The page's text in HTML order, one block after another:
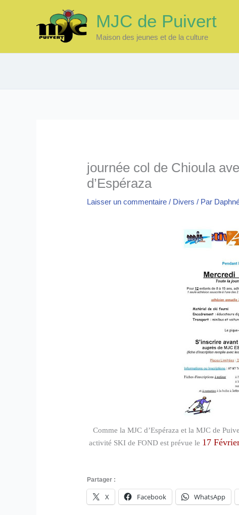
MJC de Puivert
Maison des jeunes et de la culture
journée col de Chioula
d’Espéraza
Laisser un commentaire / Divers / Par
Comme la MJC d’Espéraza et la MJC de
activité SKI de FOND est prévue le 17
Partager :
X Facebook WhatsApp